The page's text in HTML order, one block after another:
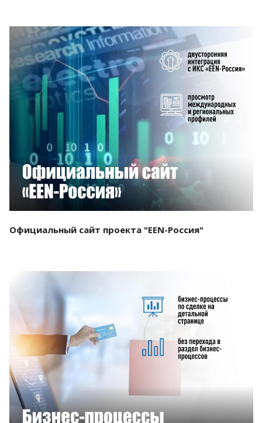
Смотреть проект
Официальный сайт проекта "EEN-Россия"